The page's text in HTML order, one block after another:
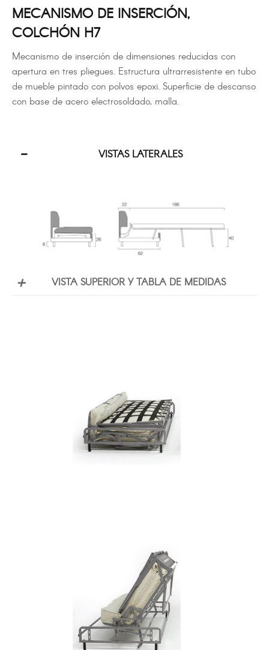
MECANISMO DE INSERCIÓN,
COLCHÓN H7
Mecanismo de inserción de dimensiones reducidas con
apertura en tres pliegues. Estructura ultrarresistente en tubo
de mueble pintado con polvos epoxi. Superficie de descanso
con base de acero electrosoldado, malla.
VISTAS LATERALES
VISTA SUPERIOR Y TABLA DE MEDIDAS